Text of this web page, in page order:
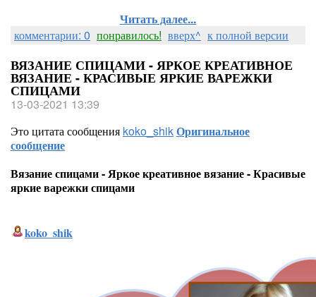
Читать далее...
комментарии: 0 понравилось! вверх^ к полной версии
ВЯЗАНИЕ СПИЦАМИ - ЯРКОЕ КРЕАТИВНОЕ
ВЯЗАНИЕ - КРАСИВЫЕ ЯРКИЕ ВАРЕЖКИ
СПИЦАМИ
13-03-2021 13:39
Это цитата сообщения koko_shikОригинальное
сообщение
Вязание спицами - Яркое креативное вязание - Красивые
яркие варежки спицами
koko_shik